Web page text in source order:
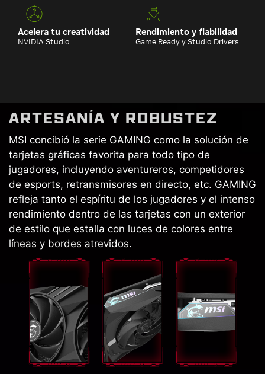
Acelera tu creatividad
NVIDIA Studio
Rendimiento y fiabilidad
Game Ready y Studio Drivers
ARTESANÍA Y ROBUSTEZ
MSI concibió la serie GAMING como la solución de
tarjetas gráficas favorita para todo tipo de
jugadores, incluyendo aventureros, competidores
de esports, retransmisores en directo, etc. GAMING
refleja tanto el espíritu de los jugadores y el intenso
rendimiento dentro de las tarjetas con un exterior
de estilo que estalla con luces de colores entre
líneas y bordes atrevidos.